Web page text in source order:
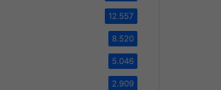
12.557
8.520
5.046
2.909